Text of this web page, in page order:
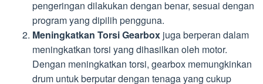
pengeringan dilakukan dengan benar, sesuai dengan
program yang dipilih pengguna.
Meningkatkan Torsi Gearbox juga berperan dalam
meningkatkan torsi yang dihasilkan oleh motor.
Dengan meningkatkan torsi, gearbox memungkinkan
drum untuk berputar dengan tenaga yang cukup